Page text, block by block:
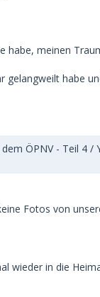
habe, meinen
gelangweilt habe
ÖPNV - Teil 4
Fotos von
wieder in die